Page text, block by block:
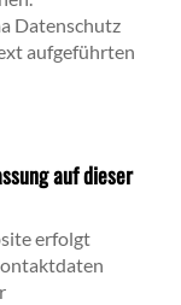
Datenschutz
aufgeführten
auf dieser
erfolgt